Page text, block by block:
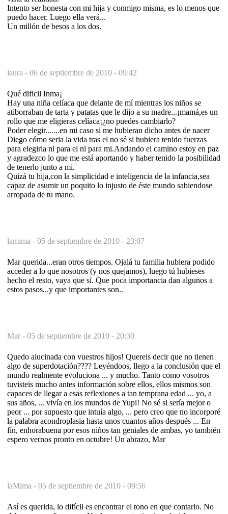
Intento ser honesta con mi hija y conmigo misma, es lo menos que
puedo hacer. Luego ella verá...
Un millón de besos a los dos.
laura - 06 de septiembre de 2010 - 09:42
Qué dificil Inma¡
Hay una niña celíaca que delante de mí mientras los niños se
atiborraban de tarta y patatas que le dijo a su madre...¡mamá,es un
rollo que me eligieras celíaca¡¿no puedes cambiarlo?
Poder elegir.......en mi caso si me hubieran dicho antes de nacer
Diego cómo seria la vida tras el no sé si hubiera tenido fuerzas
para elegirla ni para el ni para mi.Andando el camino estoy en paz
y agradezco lo que me está aportando y haber tenido la posibilidad
de tenerlo junto a mi.
Quizá tu hija,con la simplicidad e inteligencia de la infancia,sea
capaz de asumir un poquito lo injusto de éste mundo sabiendose
arropada de tu mano.
lamima - 05 de septiembre de 2010 - 23:07
Mar querida...eran otros tiempos. Ojalá tu familia hubiera podido
acceder a lo que nosotros (y nos quejamos), luego tú hubieses
hecho el resto, vaya que sí. Que poca importancia dan algunos a
estos pasos...y que importantes son..
Mar - 05 de septiembre de 2010 - 20:30
Quedo alucinada con vuestros hijos! Quereis decir que no tienen
algo de superdotación???? Leyéndoos, llego a la conclusión que el
mundo realmente evoluciona ... y mucho. Tanto como vosotros
tuvisteis mucho antes información sobre ellos, ellos mismos son
capaces de llegar a esas reflexiones a tan temprana edad ... yo, a
sus años, ... vivía en los mundos de Yupi! No sé si sería mejor o
peor ... por supuesto que intuía algo, ... pero creo que no incorporé
la palabra acondroplasia hasta unos cuantos años después ... En
fín, enhorabuena por esos niños tan geniales de ambas, yo también
espero vernos pronto en octubre! Un abrazo, Mar
laMima - 05 de septiembre de 2010 - 09:56
Así es querida, lo difícil es encontrar el tono en que contarlo. No